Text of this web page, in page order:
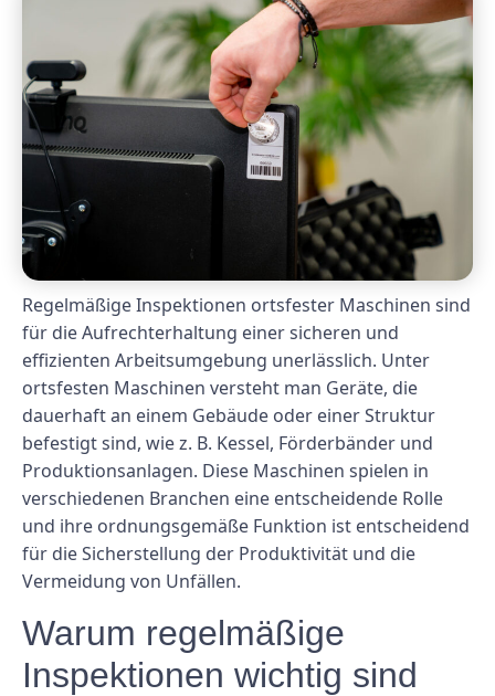
Regelmäßige Inspektionen ortsfester Maschinen sind
für die Aufrechterhaltung einer sicheren und
effizienten Arbeitsumgebung unerlässlich. Unter
ortsfesten Maschinen versteht man Geräte, die
dauerhaft an einem Gebäude oder einer Struktur
befestigt sind, wie z. B. Kessel, Förderbänder und
Produktionsanlagen. Diese Maschinen spielen in
verschiedenen Branchen eine entscheidende Rolle
und ihre ordnungsgemäße Funktion ist entscheidend
für die Sicherstellung der Produktivität und die
Vermeidung von Unfällen.
Warum regelmäßige
Inspektionen wichtig sind